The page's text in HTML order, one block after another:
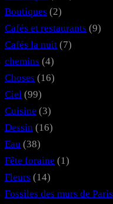
Boutiques (2)
Cafés et restaurants (9)
Cafés la nuit (7)
chemins (4)
Choses (16)
Ciel (99)
Cuisine (3)
Dessin (16)
Eau (38)
Fête foraine (1)
Fleurs (14)
Fossiles des murs de Paris